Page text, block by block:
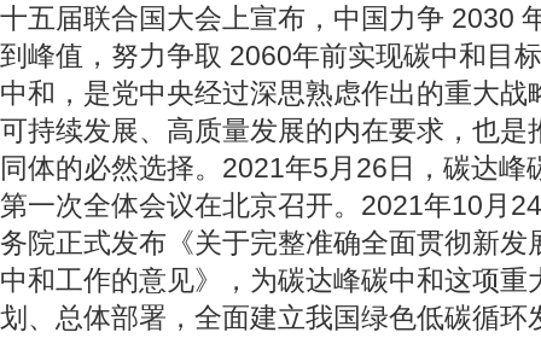
十五届联合国大会上宣布，中国力争 2030
到峰值，努力争取 2060年前实现碳中和目
中和，是党中央经过深思熟虑作出的重大战
可持续发展、高质量发展的内在要求，也是
同体的必然选择。2021年5月26日，碳达峰
第一次全体会议在北京召开。2021年10月
务院正式发布《关于完整准确全面贯彻新发
中和工作的意见》，为碳达峰碳中和这项重
划、总体部署，全面建立我国绿色低碳循环